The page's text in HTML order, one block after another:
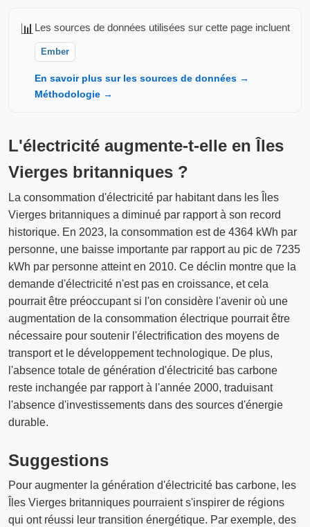
📊 Les sources de données utilisées sur cette page incluent
Ember
En savoir plus sur les sources de données →
Méthodologie →
L'électricité augmente-t-elle en Îles
Vierges britanniques ?
La consommation d'électricité par habitant dans les Îles
Vierges britanniques a diminué par rapport à son record
historique. En 2023, la consommation est de 4364 kWh par
personne, une baisse importante par rapport au pic de 7235
kWh par personne atteint en 2010. Ce déclin montre que la
demande d'électricité n'est pas en croissance, et cela
pourrait être préoccupant si l'on considère l'avenir où une
augmentation de la consommation électrique pourrait être
nécessaire pour soutenir l'électrification des moyens de
transport et le développement technologique. De plus,
l'absence totale de génération d'électricité bas carbone
reste inchangée par rapport à l'année 2000, traduisant
l'absence d'investissements dans des sources d'énergie
durable.
Suggestions
Pour augmenter la génération d'électricité bas carbone, les
Îles Vierges britanniques pourraient s'inspirer de régions
qui ont réussi leur transition énergétique. Par exemple, des